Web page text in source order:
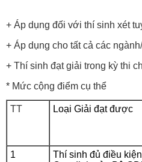
+ Áp dụng đối với thí sinh xét
+ Áp dụng cho tất cả các
+ Thí sinh đạt giải trong kỳ thi
* Mức cộng điểm cụ thể
TT Loại Giải đạt được
1
Thí sinh đủ điều